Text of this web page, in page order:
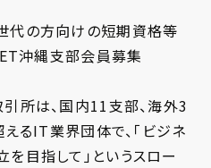
代の方向けの短期資格等
沖縄支部会員募集
所は、国内11支部、海外3
るIT業界団体で、「ビジネ
目指して」というスロー